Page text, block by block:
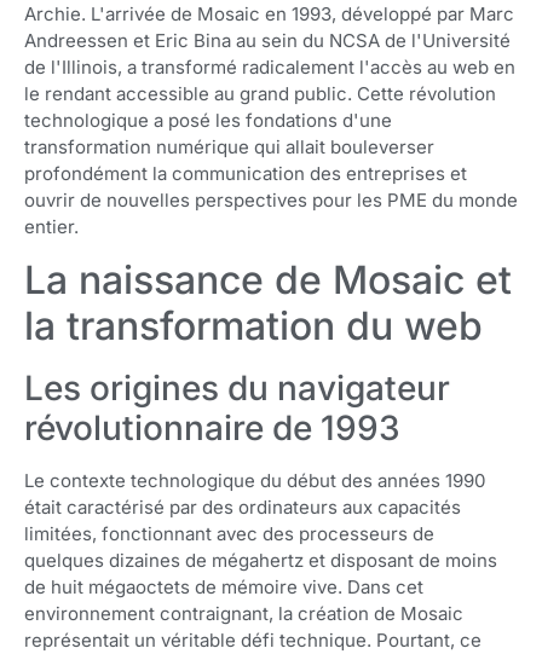
Archie. L'arrivée de Mosaic en 1993, développé par Marc
Andreessen et Eric Bina au sein du NCSA de l'Université
de l'Illinois, a transformé radicalement l'accès au web en
le rendant accessible au grand public. Cette révolution
technologique a posé les fondations d'une
transformation numérique qui allait bouleverser
profondément la communication des entreprises et
ouvrir de nouvelles perspectives pour les PME du monde
entier.
La naissance de Mosaic et
la transformation du web
Les origines du navigateur
révolutionnaire de 1993
Le contexte technologique du début des années 1990
était caractérisé par des ordinateurs aux capacités
limitées, fonctionnant avec des processeurs de
quelques dizaines de mégahertz et disposant de moins
de huit mégaoctets de mémoire vive. Dans cet
environnement contraignant, la création de Mosaic
représentait un véritable défi technique. Pourtant, ce